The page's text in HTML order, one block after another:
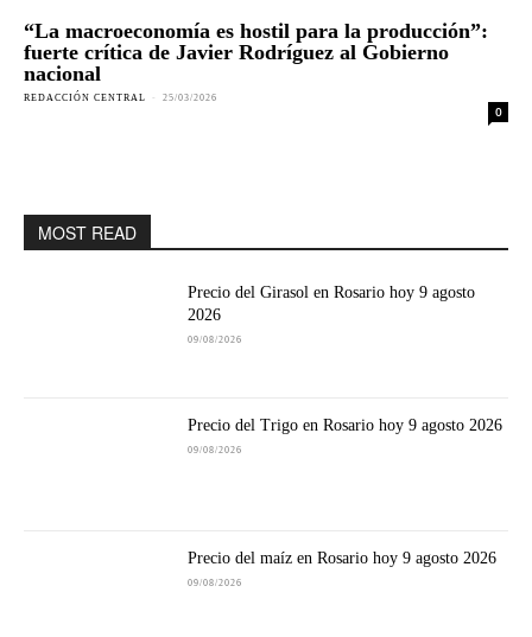
“La macroeconomía es hostil para la producción”:
fuerte crítica de Javier Rodríguez al Gobierno
nacional
REDACCIÓN CENTRAL - 25/03/2026
0
MOST READ
Precio del Girasol en Rosario hoy 9 agosto
2026
09/08/2026
Precio del Trigo en Rosario hoy 9 agosto 2026
09/08/2026
Precio del maíz en Rosario hoy 9 agosto 2026
09/08/2026